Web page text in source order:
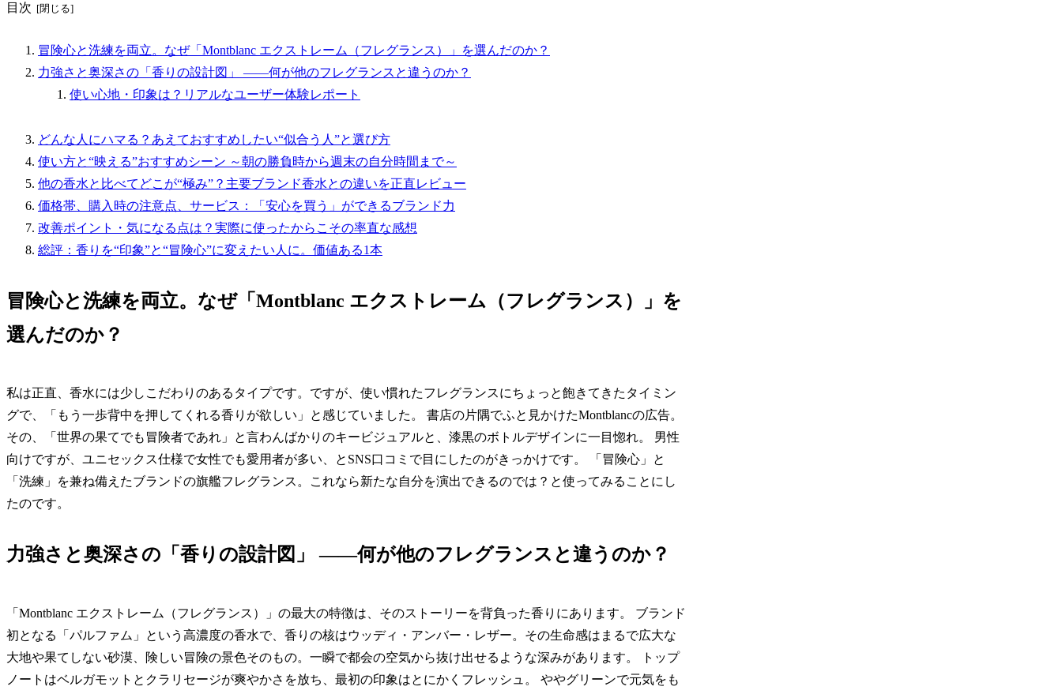
目次
冒険心と洗練を両立。なぜ「Montblanc エクストレーム（フレグランス）」を選んだのか？
力強さと奥深さの「香りの設計図」 ――何が他のフレグランスと違うのか？
使い心地・印象は？リアルなユーザー体験レポート
どんな人にハマる？あえておすすめしたい“似合う人”と選び方
使い方と“映える”おすすめシーン ～朝の勝負時から週末の自分時間まで～
他の香水と比べてどこが“極み”？主要ブランド香水との違いを正直レビュー
価格帯、購入時の注意点、サービス：「安心を買う」ができるブランド力
改善ポイント・気になる点は？実際に使ったからこその率直な感想
総評：香りを“印象”と“冒険心”に変えたい人に。価値ある1本
冒険心と洗練を両立。なぜ「Montblanc エクストレーム（フレグランス）」を
選んだのか？
私は正直、香水には少しこだわりのあるタイプです。ですが、使い慣れたフレグランスにちょっと飽きてきたタイミン
グで、「もう一歩背中を押してくれる香りが欲しい」と感じていました。 書店の片隅でふと見かけたMontblancの広告。
その、「世界の果てでも冒険者であれ」と言わんばかりのキービジュアルと、漆黒のボトルデザインに一目惚れ。 男性
向けですが、ユニセックス仕様で女性でも愛用者が多い、とSNS口コミで目にしたのがきっかけです。 「冒険心」と
「洗練」を兼ね備えたブランドの旗艦フレグランス。これなら新たな自分を演出できるのでは？と使ってみることにし
たのです。
力強さと奥深さの「香りの設計図」 ――何が他のフレグランスと違うのか？
「Montblanc エクストレーム（フレグランス）」の最大の特徴は、そのストーリーを背負った香りにあります。 ブランド
初となる「パルファム」という高濃度の香水で、香りの核はウッディ・アンバー・レザー。その生命感はまるで広大な
大地や果てしない砂漠、険しい冒険の景色そのもの。一瞬で都会の空気から抜け出せるような深みがあります。 トップ
ノートはベルガモットとクラリセージが爽やかさを放ち、最初の印象はとにかくフレッシュ。 ややグリーンで元気をも